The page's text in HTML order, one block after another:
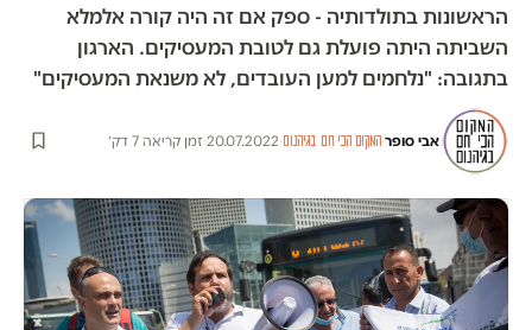
הראשונות בתולדותיה - ספק אם זה היה קורה אלמלא
השביתה היתה פועלת גם לטובת המעסיקים. הארגון
בתגובה: "נלחמים למען העובדים, לא משנאת המעסיקים"
אבי סופר·המקום הכי חם בגיהנום·
20.07.2022
·זמן קריאה 7 דק׳